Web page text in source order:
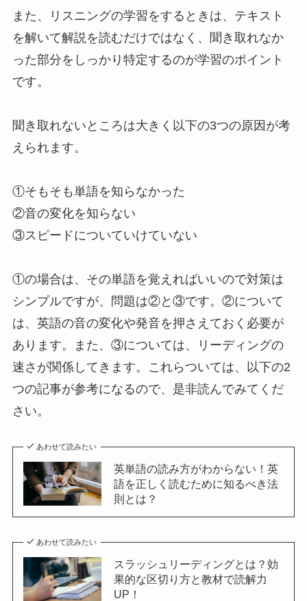
また、リスニングの学習をするときは、テキスト
を解いて解説を読むだけではなく、聞き取れなか
った部分をしっかり特定するのが学習のポイント
です。
聞き取れないところは大きく以下の3つの原因が考
えられます。
①そもそも単語を知らなかった
②音の変化を知らない
③スピードについていけていない
①の場合は、その単語を覚えればいいので対策は
シンプルですが、問題は②と③です。②について
は、英語の音の変化や発音を押さえておく必要が
あります。また、③については、リーディングの
速さが関係してきます。これらついては、以下の2
つの記事が参考になるので、是非読んでみてくだ
さい。
あわせて読みたい
英単語の読み方がわからない！英
語を正しく読むために知るべき法
則とは？
あわせて読みたい
スラッシュリーディングとは？効
果的な区切り方と教材で読解力
UP！